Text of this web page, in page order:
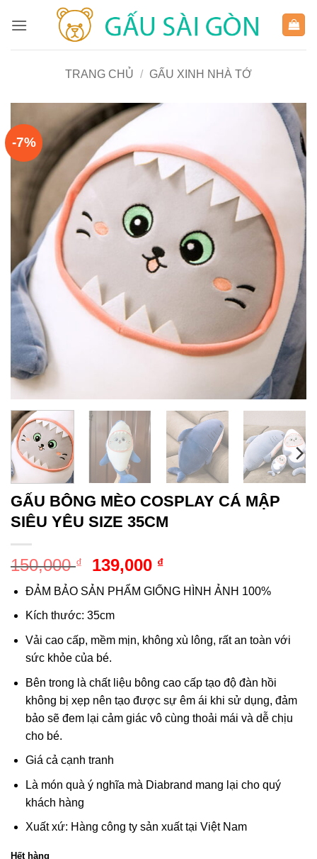
qua
TRANG CHỦ / GẤU XINH NHÀ TỚ
-7%
GẤU BÔNG MÈO COSPLAY CÁ MẬP
SIÊU YÊU SIZE 35CM
150,000₫
Giá
gốc
là:
150,000 ₫.
139,000 ₫Giá
hiện
tại
139,000 ₫.
ĐẢM BẢO SẢN PHẨM GIỐNG HÌNH ẢNH 100%
Kích thước: 35cm
Vải cao cấp, mềm mịn, không xù lông, rất an toàn với
sức khỏe của bé.
Bên trong là chất liệu bông cao cấp tạo độ đàn hồi
không bị xẹp nên tạo được sự êm ái khi sử dụng, đảm
bảo sẽ đem lại cảm giác vô cùng thoải mái và dễ chịu
cho bé.
Giá cả cạnh tranh
Là món quà ý nghĩa mà Diabrand mang lại cho quý
khách hàng
Xuất xứ: Hàng công ty sản xuất tại Việt Nam
Hết hàng